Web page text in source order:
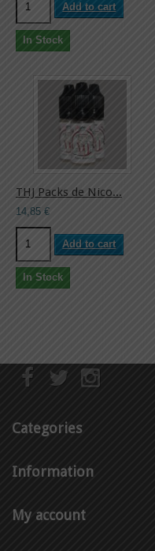
Add to cart
In Stock
THJ Packs de Nico...
14,85 €
Add to cart
In Stock
Categories
Information
My account